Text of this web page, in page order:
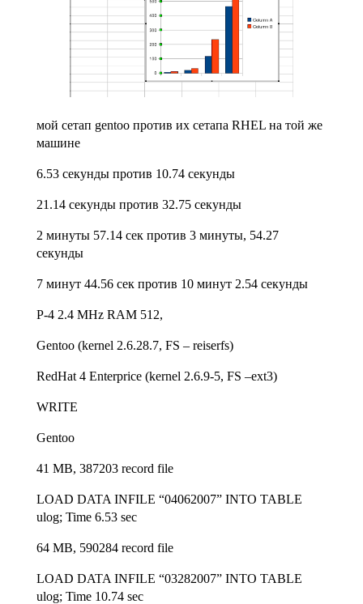
мой сетап gentoo против их сетапа RHEL на той же
машине
6.53 секунды против 10.74 секунды
21.14 секунды против 32.75 секунды
2 минуты 57.14 сек против 3 минуты, 54.27
секунды
7 минут 44.56 сек против 10 минут 2.54 секунды
P-4 2.4 MHz RAM 512,
Gentoo (kernel 2.6.28.7, FS – reiserfs)
RedHat 4 Enterprice (kernel 2.6.9-5, FS –ext3)
WRITE
Gentoo
41 MB, 387203 record file
LOAD DATA INFILE “04062007” INTO TABLE
ulog; Time 6.53 sec
64 MB, 590284 record file
LOAD DATA INFILE “03282007” INTO TABLE
ulog; Time 10.74 sec